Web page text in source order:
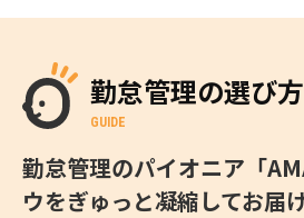
勤怠管理の選び
GUIDE
勤怠管理のパイオニア「
ウをぎゅっと凝縮してお届